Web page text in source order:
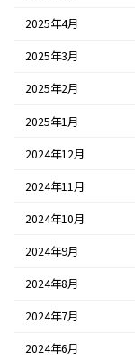
2025年4月
2025年3月
2025年2月
2025年1月
2024年12月
2024年11月
2024年10月
2024年9月
2024年8月
2024年7月
2024年6月